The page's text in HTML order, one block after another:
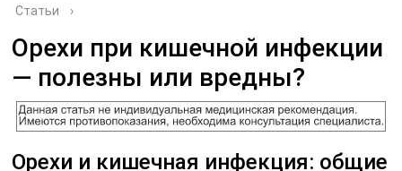
Статьи ›
Орехи при кишечной инфекции
— полезны или вредны?
Орехи и кишечная инфекция: общие